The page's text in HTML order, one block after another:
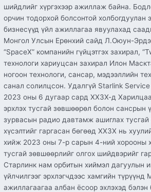
шийдлийг хүргэхээр ажиллаж байна.
орчин тодорхой болсонтой холбогдуулан
бизнесүүд үйл ажиллагаа явуулахад
Монгол Улсын Ерөнхий сайд Л.Оюун-
“SpaceX” компанийн гүйцэтгэх захирал,
технологи хариуцсан захирал Илон
ногоон технологи, сансар, мэдээллийн
санал солилцсон. Удалгүй Starlink
2023 оны 6 дугаар сард ХХЗХ-д
эрхлэх тусгай зөвшөөрөл болон сансрын
зурвасын радио давтамж ашиглах
хүсэлтийг гаргасан бөгөөд ХХЗХ нь
хийж 2023 оны 7-р сарын 4-ний хорооны
тусгай зөвшөөрлийг олгох шийдвэрийг
Старлинк нам орбитын хиймэл дагуулын
үйлчилгээг эрхлэгчдээс хамгийн түрүүнд
ажиллагаагаа албан ёсоор эхлэхэд